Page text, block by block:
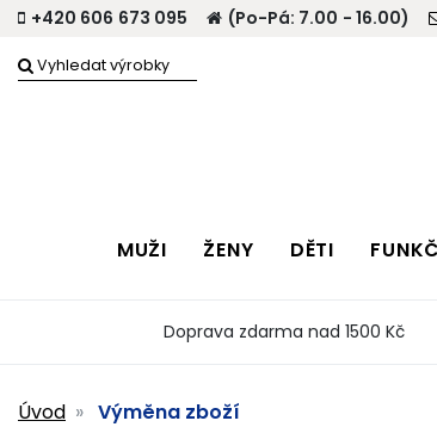
+420 606 673 095 (Po-Pá: 7.00 - 16.00)
MUŽI ŽENY DĚTI
Doprava zdarma nad 1500 Kč
Úvod Výměna zboží